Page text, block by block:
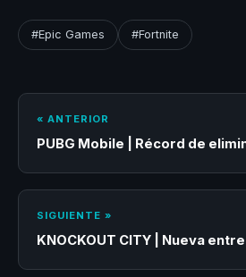
#Epic Games #Fortnite
« ANTERIOR
PUBG Mobile | Récord de
SIGUIENTE »
KNOCKOUT CITY | Nueva